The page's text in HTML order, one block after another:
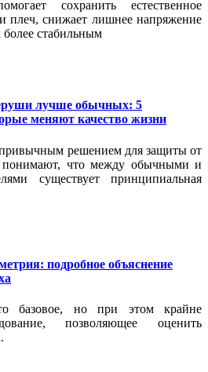
сохранить естественное
плеч, снижает лишнее напряжение
стабильным
лучше обычных: 5
меняют качество жизни
решением для защиты от
что между обычными и
существует принципиальная
подробное объяснение
базовое, но при этом крайне
позволяющее оценить